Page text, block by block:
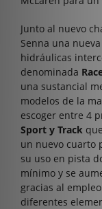
Junto al nuevo
Senna una
hidráulicas
denominada
una sustancial
modelos de la
escoger entre 4
Sport y Track
un nuevo cuarto
su uso en pista
mínimo y se
gracias al
diferentes